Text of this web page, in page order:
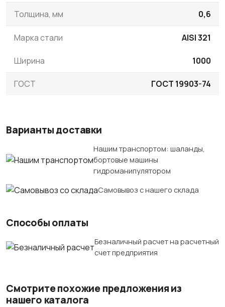
Толщина, мм 0,6
Марка стали AISI 321
Ширина 1000
ГОСТ ГОСТ 19903-74
Варианты доставки
Нашим транспортом: шаланды,
бортовые машины
гидроманипулятором
Самовывоз с нашего склада
Способы оплаты
Безналичный расчет на расчетный
счет предприятия
Смотрите похожие предложения из
нашего каталога